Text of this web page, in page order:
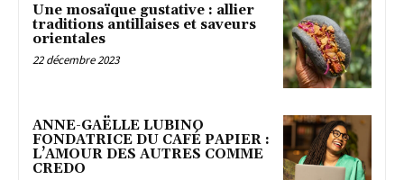
Une mosaïque gustative : allier
traditions antillaises et saveurs
orientales
22 décembre 2023
ANNE-GAËLLE LUBINO
FONDATRICE DU CAFÉ PAPIER :
L’AMOUR DES AUTRES COMME
CREDO